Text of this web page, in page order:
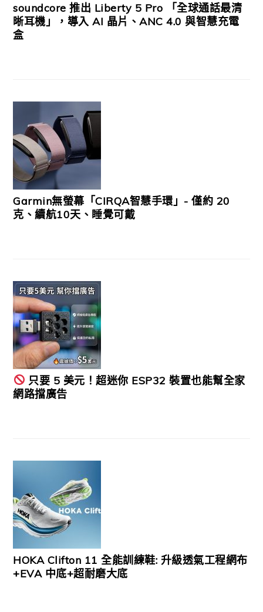
soundcore 推出 Liberty 5 Pro 「全球通話最清
晰耳機」，導入 AI 晶片、ANC 4.0 與智慧充電
盒
Garmin無螢幕「CIRQA智慧手環」- 僅約 20
克、續航10天、睡覺可戴
只要 5 美元！超迷你 ESP32 裝置也能幫全家
網路擋廣告
HOKA Clifton 11 全能訓練鞋: 升級透氣工程網布
+EVA 中底+超耐磨大底